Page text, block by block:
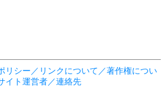
リシー／リンクについて／著作権につい
イト運営者／連絡先